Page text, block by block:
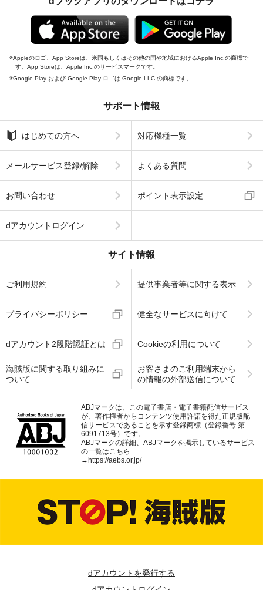
Appleのロゴ、App Storeは、米国もしくはその他の国や地域におけるApple Inc.の商標で
す。App Storeは、Apple Inc.のサービスマークです。
Google Play および Google Play ロゴは Google LLC の商標です。
サポート情報
はじめての方へ 対応機種一覧
メールサービス登録/解除 よくある質問
お問い合わせ ポイント表示設定
dアカウントログイン
サイト情報
ご利用規約 提供事業者等に関する表示
プライバシーポリシー 健全なサービスに向けて
dアカウント2段階認証とは Cookieの利用について
海賊版に関する取り組みに
ついて
お客さまのご利用端末から
の情報の外部送信について
ABJマークは、この電子書店・電子書籍配信サービス
が、著作権者からコンテンツ使用許諾を得た正規版配
信サービスであることを示す登録商標（登録番号 第
6091713号）です。
ABJマークの詳細、ABJマークを掲示しているサービス
の一覧はこちら
→https://aebs.or.jp/
dアカウントを発行する